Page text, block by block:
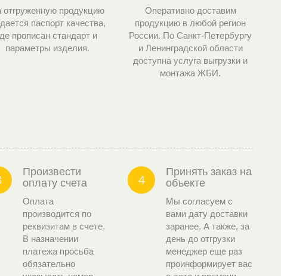
отгруженную продукцию
паспорт качества,
прописан стандарт и
параметры изделия.
Оперативно доставим
продукцию в любой регион
России. По Санкт-Петербургу
и Ленинградской области
доступна услуга выгрузки и
монтажа ЖБИ.
Произвести
оплату счета
Оплата
производится по
реквизитам в счете.
В назначении
платежа просьба
обязательно
4
Принять заказ на
объекте
Мы согласуем с
вами дату доставки
заранее. А также, за
день до отгрузки
менеджер еще раз
проинформирует вас